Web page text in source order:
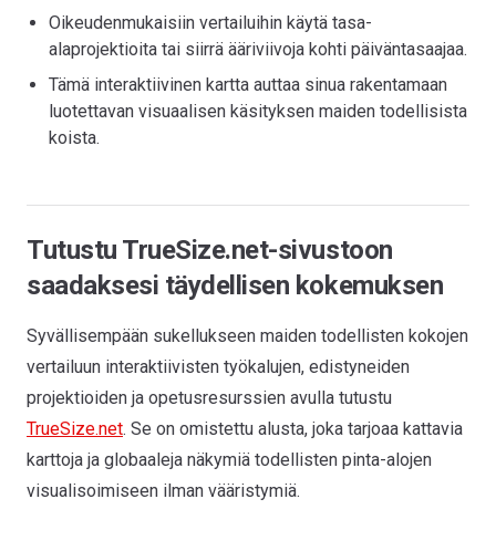
Oikeudenmukaisiin vertailuihin käytä tasa-
alaprojektioita tai siirrä ääriviivoja kohti päiväntasaajaa.
Tämä interaktiivinen kartta auttaa sinua rakentamaan
luotettavan visuaalisen käsityksen maiden todellisista
koista.
Tutustu TrueSize.net-sivustoon
saadaksesi täydellisen kokemuksen
Syvällisempään sukellukseen maiden todellisten kokojen
vertailuun interaktiivisten työkalujen, edistyneiden
projektioiden ja opetusresurssien avulla tutustu
TrueSize.net. Se on omistettu alusta, joka tarjoaa kattavia
karttoja ja globaaleja näkymiä todellisten pinta-alojen
visualisoimiseen ilman vääristymiä.